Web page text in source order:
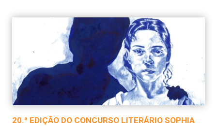
20.ª EDIÇÃO DO CONCURSO LITERÁRIO SOPHIA